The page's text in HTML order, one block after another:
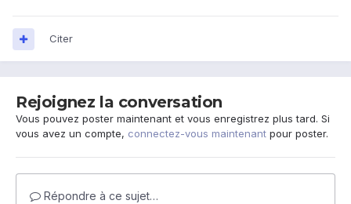
Citer
Rejoignez la conversation
Vous pouvez poster maintenant et vous enregistrez plus tard. Si
vous avez un compte, connectez-vous maintenant pour poster.
Répondre à ce sujet…